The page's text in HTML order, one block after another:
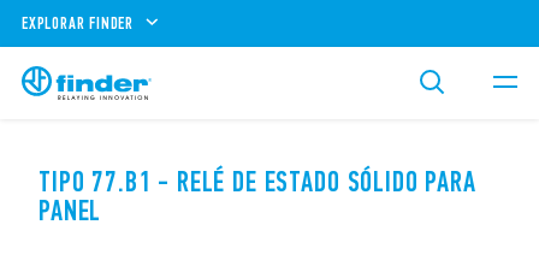
EXPLORAR FINDER
TIPO 77.B1 - RELÉ DE ESTADO SÓLIDO PARA
PANEL